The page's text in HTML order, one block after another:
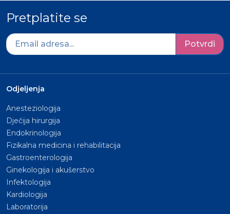
Pretplatite se
Potvrdi
Odjeljenja
Anesteziologija
Dječija hirurgija
Endokrinologija
Fizikalna medicina i rehabilitacija
Gastroenterologija
Ginekologija i akušerstvo
Infektologija
Kardiologija
Laboratorija